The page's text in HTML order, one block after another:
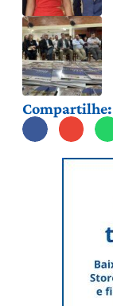
Compartilhe: